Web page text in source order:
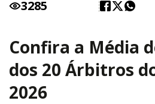
3285
Confira a Média
dos 20 Árbitros
2026